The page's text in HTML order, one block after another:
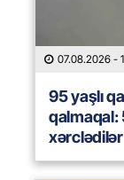
07.08.2026 -
95 yaşlı
qalmaqal:
xərclədilər